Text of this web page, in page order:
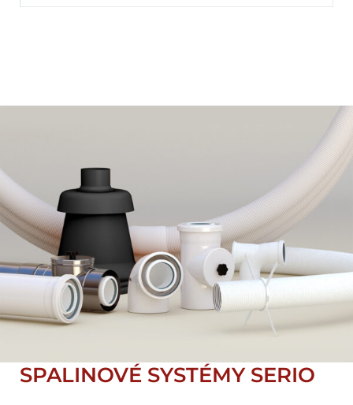
SPALINOVÉ SYSTÉMY SERIO